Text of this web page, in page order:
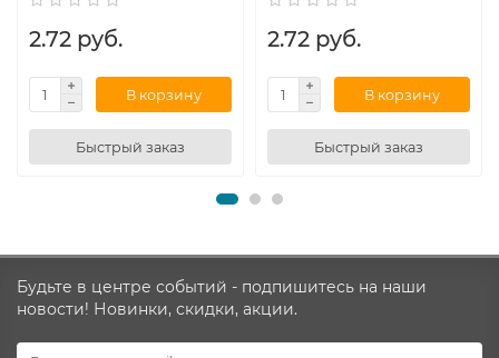
2.72 руб.
В корзину
Быстрый заказ
2.72 руб.
В корзину
Быстрый заказ
Будьте в центре событий - подпишитесь на наши
новости! Новинки, скидки, акции.